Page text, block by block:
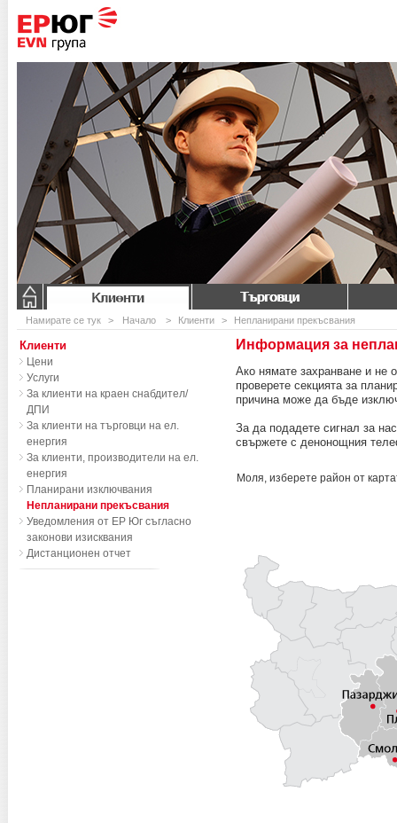
Клиенти Търговци
Намирате се тук > Начало > Клиенти > Непланирани прекъсвания
Информация за
Ако нямате захранване и не
проверете секцията за
причина може да бъде
За да подадете сигнал за
свържете с денонощния
Моля, изберете район от
Клиенти
Цени
Услуги
За клиенти на краен снабдител/
ДПИ
За клиенти на търговци на ел.
енергия
За клиенти, производители на ел.
енергия
Планирани изключвания
Непланирани прекъсвания
Уведомления от ЕР Юг съгласно
законови изисквания
Дистанционен отчет